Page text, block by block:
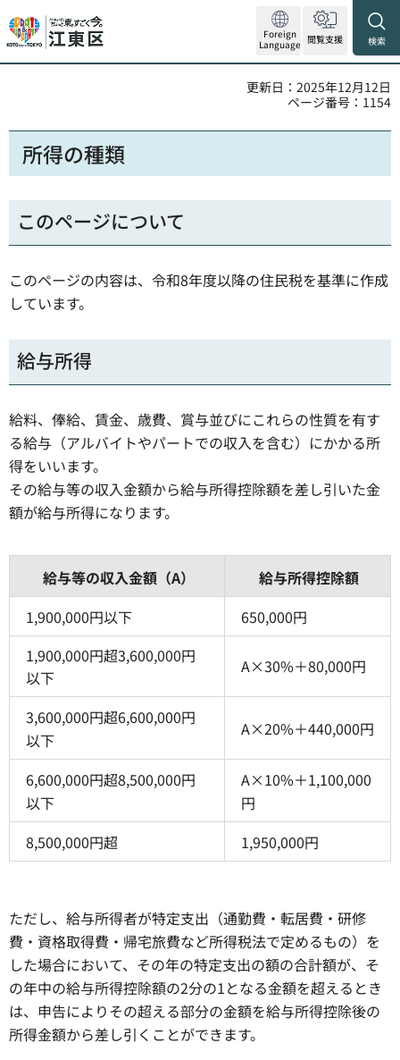
Foreign
Language 閲覧支援 検索
更新日：2025年12月12日
ページ番号：1154
所得の種類
このページについて
このページの内容は、令和8年度以降の住民税を基準に作成
しています。
給与所得
給料、俸給、賃金、歳費、賞与並びにこれらの性質を有す
る給与（アルバイトやパートでの収入を含む）にかかる所
得をいいます。
その給与等の収入金額から給与所得控除額を差し引いた金
額が給与所得になります。
給与等の収入金額（A）
給与所得控除額
1,900,000円以下
650,000円
1,900,000円超3,600,000円
以下
A×30%＋80,000円
3,600,000円超6,600,000円
以下
A×20%＋440,000円
6,600,000円超8,500,000円
以下
A×10%＋1,100,000
円
8,500,000円超
1,950,000円
ただし、給与所得者が特定支出（通勤費・転居費・研修
費・資格取得費・帰宅旅費など所得税法で定めるもの）を
した場合において、その年の特定支出の額の合計額が、そ
の年中の給与所得控除額の2分の1となる金額を超えるとき
は、申告によりその超える部分の金額を給与所得控除後の
所得金額から差し引くことができます。